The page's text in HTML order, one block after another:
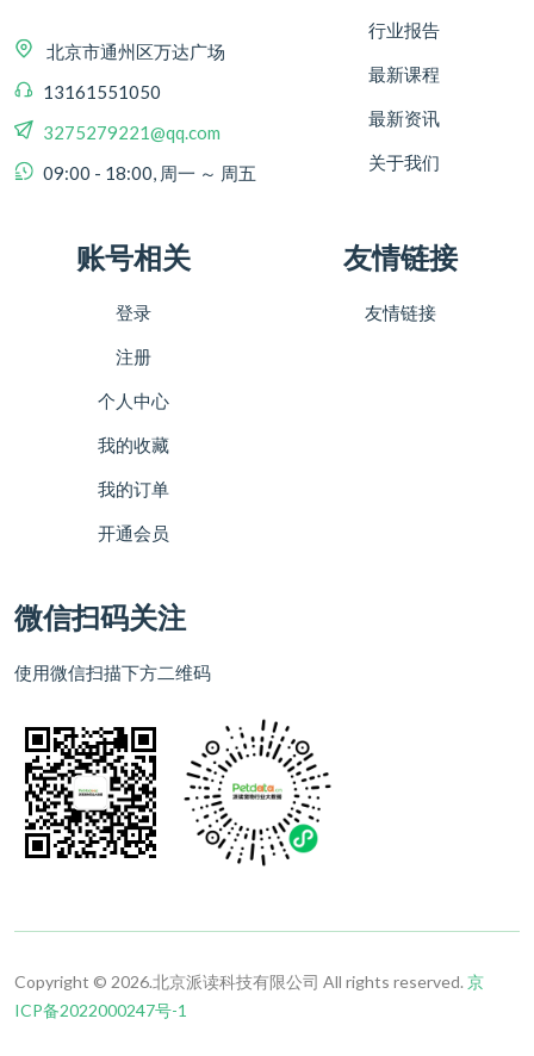
北京市通州区万达广场
13161551050
3275279221@qq.com
09:00 - 18:00, 周一 ～ 周五
行业报告
最新课程
最新资讯
关于我们
账号相关
登录
注册
个人中心
我的收藏
我的订单
开通会员
友情链接
友情链接
微信扫码关注
使用微信扫描下方二维码
Copyright © 2026.北京派读科技有限公司 All rights reserved. 京
ICP备2022000247号-1